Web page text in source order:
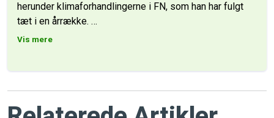
herunder klimaforhandlingerne i FN, som han har fulgt
tæt i en årrække. …
Vis mere